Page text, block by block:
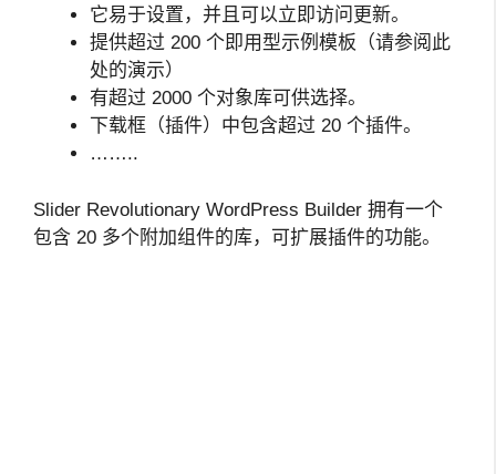
它易于设置，并且可以立即访问更新。
提供超过 200 个即用型示例模板（请参阅此
处的演示）
有超过 2000 个对象库可供选择。
下载框（插件）中包含超过 20 个插件。
……..
Slider Revolutionary WordPress Builder 拥有一个
包含 20 多个附加组件的库，可扩展插件的功能。